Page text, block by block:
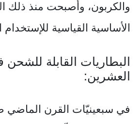
والكربون، وأصبحت منذ ذلك
الأساسية القياسية للإستخدام
البطاريات القابلة
العشرين:
في سبعينيّات القرن